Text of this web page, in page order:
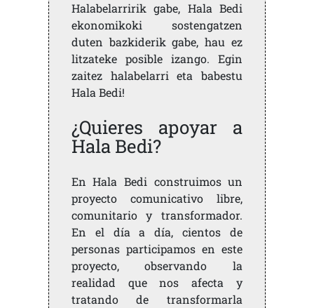
Halabelarririk gabe, Hala Bedi
ekonomikoki sostengatzen
duten bazkiderik gabe, hau ez
litzateke posible izango. Egin
zaitez halabelarri eta babestu
Hala Bedi!
¿Quieres apoyar a
Hala Bedi?
En Hala Bedi construimos un
proyecto comunicativo libre,
comunitario y transformador.
En el día a día, cientos de
personas participamos en este
proyecto, observando la
realidad que nos afecta y
tratando de transformarla